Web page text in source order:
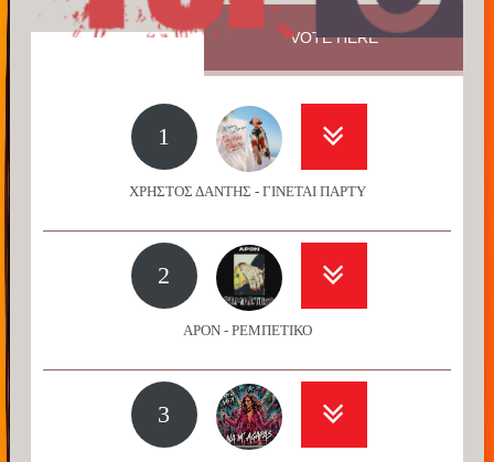
VOTE HERE
1
ΧΡΗΣΤΟΣ ΔΑΝΤΗΣ - ΓΙΝΕΤΑΙ ΠΑΡΤΥ
2
APON - ΡΕΜΠΕΤΙΚΟ
3